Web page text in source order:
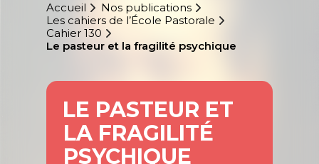
Accueil
Nos publications
Les cahiers de l’École Pastorale
Cahier 130
Le pasteur et la fragilité psychique
LE PASTEUR ET
LA FRAGILITÉ
PSYCHIQUE